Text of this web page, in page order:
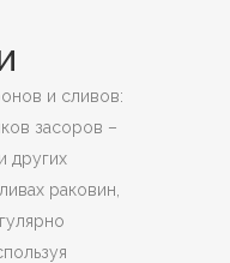
и сливов:
засоров –
других
раковин,